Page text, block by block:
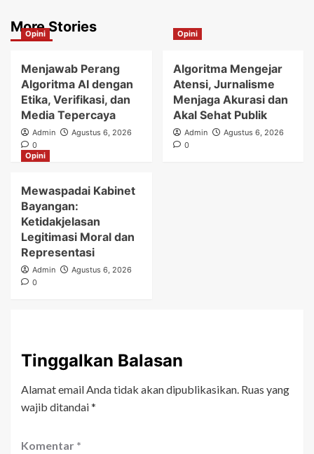
More Stories
Opini
Menjawab Perang
Algoritma AI dengan
Etika, Verifikasi, dan
Media Tepercaya
Admin
Agustus 6, 2026
0
Opini
Algoritma Mengejar
Atensi, Jurnalisme
Menjaga Akurasi dan
Akal Sehat Publik
Admin
Agustus 6, 2026
0
Opini
Mewaspadai Kabinet
Bayangan:
Ketidakjelasan
Legitimasi Moral dan
Representasi
Admin
Agustus 6, 2026
0
Tinggalkan Balasan
Alamat email Anda tidak akan dipublikasikan. Ruas yang
wajib ditandai*
Komentar *